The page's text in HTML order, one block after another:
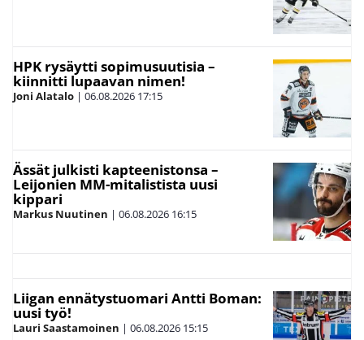
HPK rysäytti sopimusuutisia –
kiinnitti lupaavan nimen!
Joni Alatalo | 06.08.2026 17:15
Ässät julkisti kapteenistonsa –
Leijonien MM-mitalistista uusi
kippari
Markus Nuutinen | 06.08.2026 16:15
Liigan ennätystuomari Antti Boman:
uusi työ!
Lauri Saastamoinen | 06.08.2026 15:15